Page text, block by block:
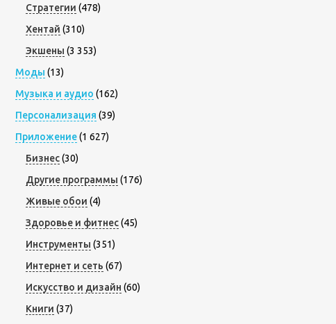
Стратегии (478)
Хентай (310)
Экшены (3 353)
Моды (13)
Музыка и аудио (162)
Персонализация (39)
Приложение(1 627)
Бизнес(30)
Другие программы (176)
Живые обои (4)
Здоровье и фитнес(45)
Инструменты (351)
Интернет и сеть (67)
Искусство и дизайн (60)
Книги (37)